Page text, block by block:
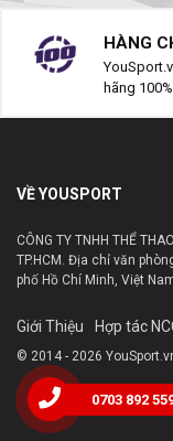
HÀNG
hãng 100%
VỀ YOUSPORT
CÔNG TY TNHH THỂ
TP.HCM. Địa chỉ văn
phố Hồ Chí Minh, Việt
Giới Thiệu Hợp tác
© 2014 - 2026
0703 892